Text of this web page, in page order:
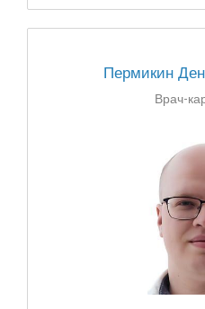
Пермикин
Врач-